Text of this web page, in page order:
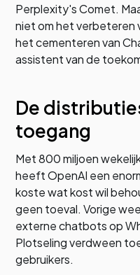
Perplexity's Comet.
niet om het verbeteren
het cementeren van
assistent van de
De
toegang
Met 800 miljoen
heeft OpenAI een
koste wat kost wil
geen toeval. Vorige
externe chatbots op
Plotseling verdween
gebruikers.